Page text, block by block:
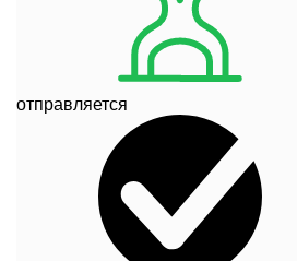
отправляется